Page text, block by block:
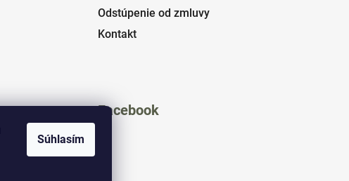
Súhlasím
Odstúpenie od zmluvy
Kontakt
Facebook